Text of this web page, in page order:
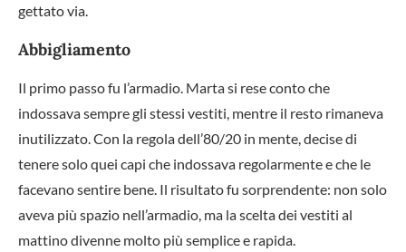
gettato via.
Abbigliamento
Il primo passo fu l’armadio. Marta si rese conto che
indossava sempre gli stessi vestiti, mentre il resto rimaneva
inutilizzato. Con la regola dell’80/20 in mente, decise di
tenere solo quei capi che indossava regolarmente e che le
facevano sentire bene. Il risultato fu sorprendente: non solo
aveva più spazio nell’armadio, ma la scelta dei vestiti al
mattino divenne molto più semplice e rapida.